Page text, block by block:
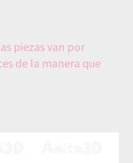
piezas van por
de la manera que